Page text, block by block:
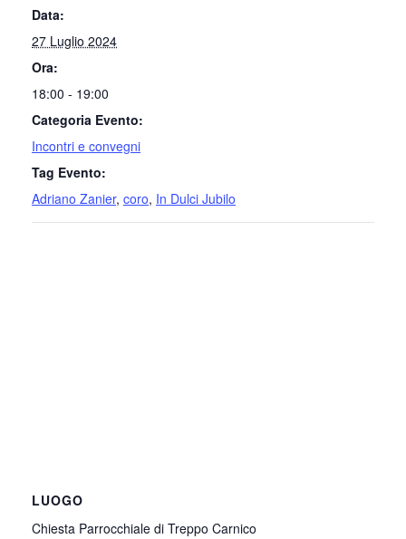
Data:
27 Luglio 2024
Ora:
18:00 - 19:00
Categoria Evento:
Incontri e convegni
Tag Evento:
Adriano Zanier, coro, In Dulci Jubilo
LUOGO
Chiesta Parrocchiale di Treppo Carnico